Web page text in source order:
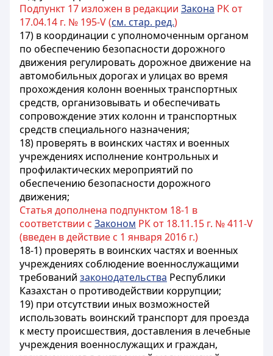
Подпункт 17 изложен в редакции Закона РК от
17.04.14 г. № 195-V (см. стар. ред.)
17) в координации с уполномоченным органом
по обеспечению безопасности дорожного
движения регулировать дорожное движение на
автомобильных дорогах и улицах во время
прохождения колонн военных транспортных
средств, организовывать и обеспечивать
сопровождение этих колонн и транспортных
средств специального назначения;
18) проверять в воинских частях и военных
учреждениях исполнение контрольных и
профилактических мероприятий по
обеспечению безопасности дорожного
движения;
Статья дополнена подпунктом 18-1 в
соответствии с Законом РК от 18.11.15 г. № 411-V
(введен в действие с 1 января 2016 г.)
18-1) проверять в воинских частях и военных
учреждениях соблюдение военнослужащими
требований законодательства Республики
Казахстан о противодействии коррупции;
19) при отсутствии иных возможностей
использовать воинский транспорт для проезда
к месту происшествия, доставления в лечебные
учреждения военнослужащих и граждан,